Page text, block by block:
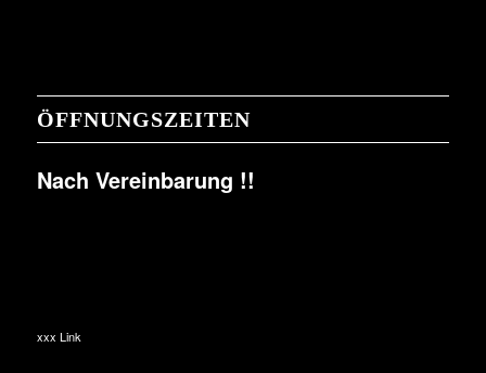
ÖFFNUNGSZEITEN
Nach Vereinbarung !!
xxx Link